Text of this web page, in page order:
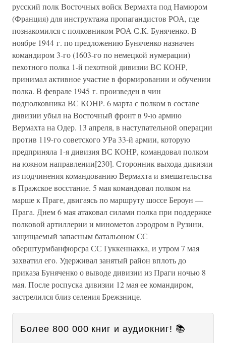
русский полк Восточных войск Вермахта под Намюром
(Франция) для инструктажа пропагандистов РОА, где
познакомился с полковником РОА С.К. Буняченко. В
ноябре 1944 г. по предложению Буняченко назначен
командиром 3-го (1603-го по немецкой нумерации)
пехотного полка 1-й пехотной дивизии ВС КОНР,
принимал активное участие в формировании и обучении
полка. В феврале 1945 г. произведен в чин
подполковника ВС КОНР. 6 марта с полком в составе
дивизии убыл на Восточный фронт в 9-ю армию
Вермахта на Одер. 13 апреля, в наступательной операции
против 119-го советского УРа 33-й армии, которую
предприняла 1-я дивизия ВС КОНР, командовал полком
на южном направлении[230]. Сторонник выхода дивизии
из подчинения командованию Вермахта и вмешательства
в Пражское восстание. 5 мая командовал полком на
марше к Праге, двигаясь по маршруту шоссе Бероун —
Прага. Днем 6 мая атаковал силами полка при поддержке
полковой артиллерии и минометов аэродром в Рузини,
защищаемый запасным батальоном СС
оберштурмбанфюрсра СС Гуккеннакка, и утром 7 мая
захватил его. Удерживал занятый район вплоть до
приказа Буняченко о выводе дивизии из Праги ночью 8
мая. После роспуска дивизии 12 мая ее командиром,
застрелился близ селения Брежзнице.
Более 800 000 книг и аудиокниг! 📚